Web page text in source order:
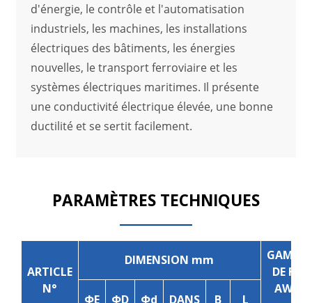
d'énergie, le contrôle et l'automatisation
industriels, les machines, les installations
électriques des bâtiments, les énergies
nouvelles, le transport ferroviaire et les
systèmes électriques maritimes. Il présente
une conductivité électrique élevée, une bonne
ductilité et se sertit facilement.
PARAMÈTRES TECHNIQUES
ARTICLE
N°
DIMENSION mm
GAMME
DE FIL
AWG
ΦE ΦD Φd DANS B L